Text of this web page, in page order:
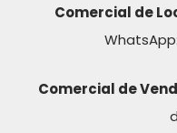
Comercial de
WhatsApp:
Comercial de